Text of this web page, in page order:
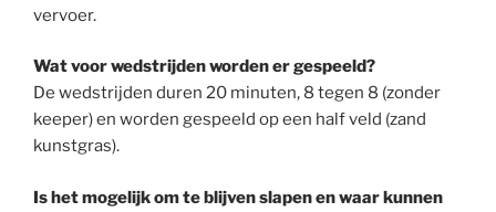
vervoer.
Wat voor wedstrijden worden er gespeeld?
De wedstrijden duren 20 minuten, 8 tegen 8 (zonder
keeper) en worden gespeeld op een half veld (zand
kunstgras).
Is het mogelijk om te blijven slapen en waar kunnen